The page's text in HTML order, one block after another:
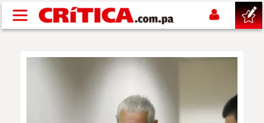
Pasar al contenido principal